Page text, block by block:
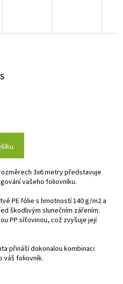
3x6 metry představuje
vašeho foliovníku.
PE fólie s hmotností 140 g/m2 a
škodlivým slunečním zářením.
PP síťovinou, což zvyšuje její
přináší dokonalou kombinaci
váš foliovník.